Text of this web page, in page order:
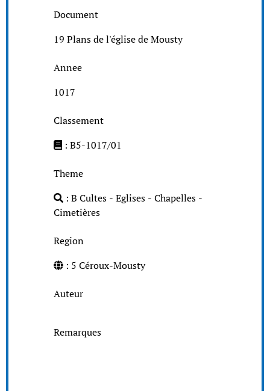
Document
19 Plans de l'église de Mousty
Annee
1017
Classement
: B5-1017/01
Theme
: B Cultes - Eglises - Chapelles -
Cimetières
Region
: 5 Céroux-Mousty
Auteur
Remarques